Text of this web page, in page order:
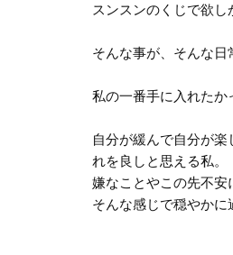
スンスンのくじで欲し
そんな事が、そんな日
私の一番手に入れたか
自分が緩んで自分が
れを良しと思える私。
嫌なことやこの先不安
そんな感じで穏やかに